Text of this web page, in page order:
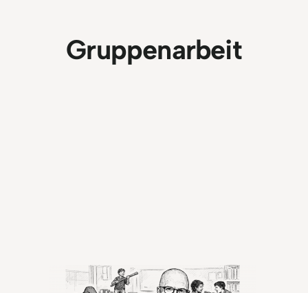
Gruppenarbeit